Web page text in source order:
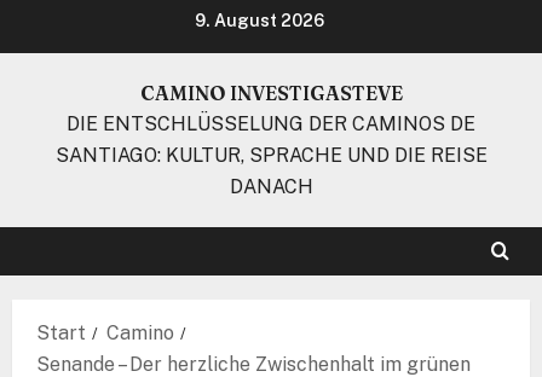
9. August 2026
CAMINO INVESTIGASTEVE
DIE ENTSCHLÜSSELUNG DER CAMINOS DE
SANTIAGO: KULTUR, SPRACHE UND DIE REISE
DANACH
Start
Camino
Senande – Der herzliche Zwischenhalt im grünen